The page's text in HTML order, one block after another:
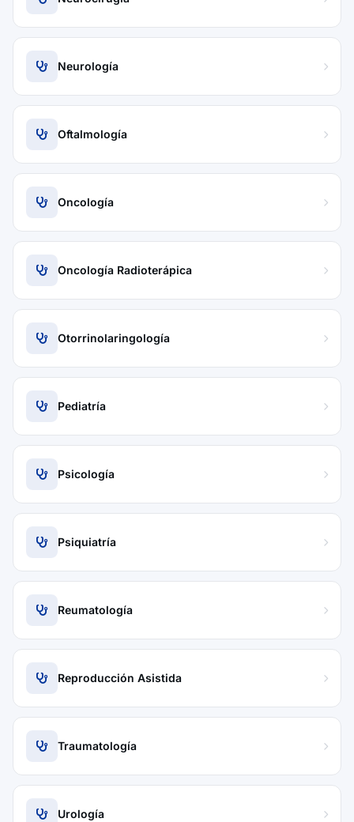
Neurología
Oftalmología
Oncología
Oncología Radioterápica
Otorrinolaringología
Pediatría
Psicología
Psiquiatría
Reumatología
Reproducción Asistida
Traumatología
Urología